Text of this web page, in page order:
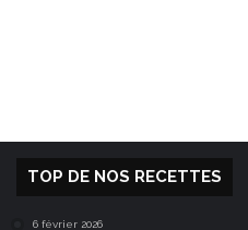
TOP DE NOS RECETTES
6 février 2026